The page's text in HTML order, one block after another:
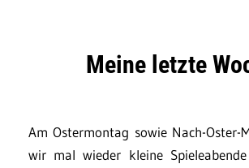
Meine letzte
Am Ostermontag sowie Nach-Oster-
wir mal wieder kleine